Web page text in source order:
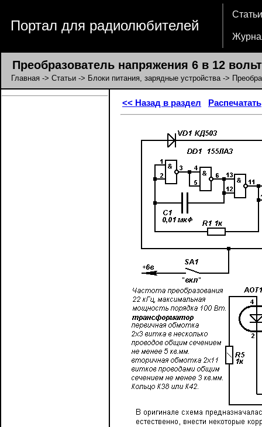
Портал для радиолюбителей
Статьи
Преобразователь напряжения 6 в 12 вольт
Главная -> Статьи -> Блоки питания, зарядные устройства->
<< Назад в раздел Распечатать